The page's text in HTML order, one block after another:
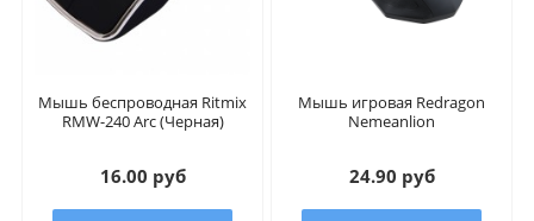
Мышь беспроводная Ritmix
RMW-240 Arc (Черная)
16.00 руб
Мышь игровая Redragon
Nemeanlion
24.90 руб